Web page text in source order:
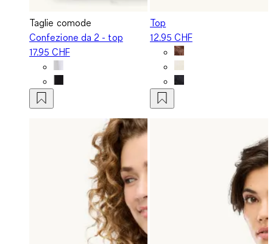
Taglie comode
Confezione da 2 - top
17.95 CHF
Top
12.95 CHF